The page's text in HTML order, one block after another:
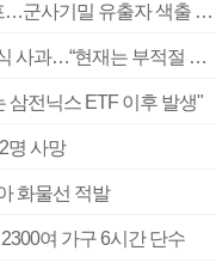
‘탄약 부족 사태’ 보도에 격노한 트럼프…군사기밀 유출자 색출 지시
[속보] ‘심판 성접대’ 논란 축구협회 공식 사과…“현재는 부적절 행위 없어”
삼전닉스 ETF 이후 발생"
명 사망
화물선 적발
여 가구 6시간 단수